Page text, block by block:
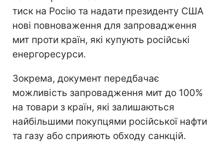
тиск на Росію та надати президенту США
нові повноваження для запровадження
мит проти країн, які купують російські
енергоресурси.
Зокрема, документ передбачає
можливість запровадження мит до 100%
на товари з країн, які залишаються
найбільшими покупцями російської нафти
та газу або сприяють обходу санкцій.